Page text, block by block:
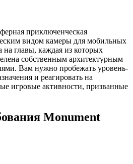
приключенческая
видом камеры для мобильных
на главы, каждая из которых
собственным архитектурным
Вам нужно пробежать уровень-
и реагировать на
игровые активности, призванные
Monument